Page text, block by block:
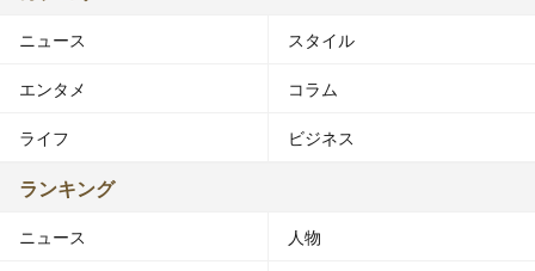
ニュース スタイル
エンタメ コラム
ライフ ビジネス
ランキング
ニュース 人物